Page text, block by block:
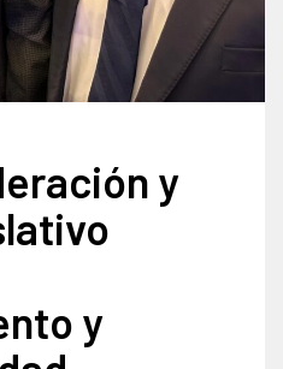
y
y